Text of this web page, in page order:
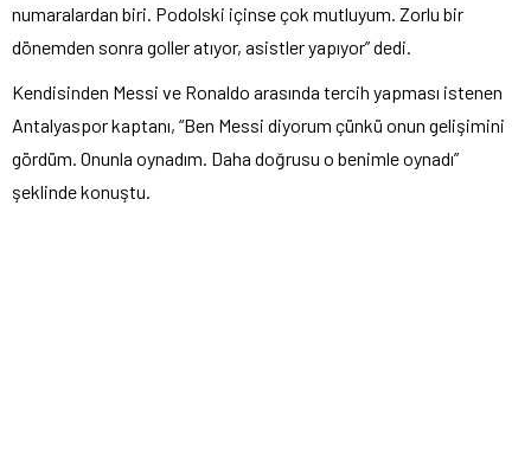
numaralardan biri. Podolski içinse çok mutluyum. Zorlu bir
dönemden sonra goller atıyor, asistler yapıyor” dedi.
Kendisinden Messi ve Ronaldo arasında tercih yapması istenen
Antalyaspor kaptanı, “Ben Messi diyorum çünkü onun gelişimini
gördüm. Onunla oynadım. Daha doğrusu o benimle oynadı”
şeklinde konuştu.